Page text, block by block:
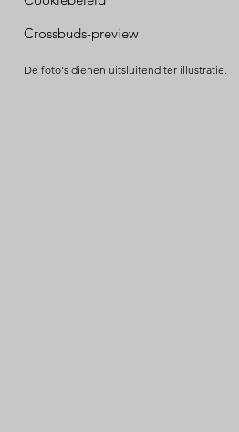
Crossbuds-preview
De foto's dienen uitsluitend ter illustratie.